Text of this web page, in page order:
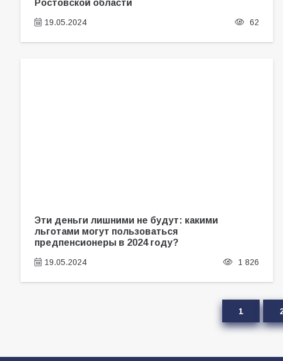
Ростовской области
19.05.2024 62
Эти деньги лишними не будут: какими
льготами могут пользоваться
предпенсионеры в 2024 году?
19.05.2024 1 826
1